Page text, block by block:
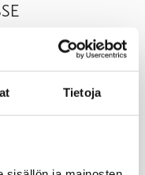
Tietoja
auttaa arvioimaan
kustannukset.
muita liikkumisen